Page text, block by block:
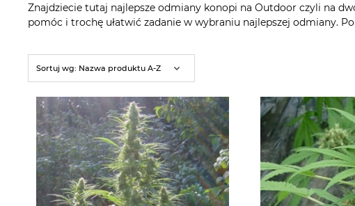
Znajdziecie tutaj najlepsze odmiany konopi na Outdoor czyli na
pomóc i trochę ułatwić zadanie w wybraniu najlepszej odmiany.
Sortuj wg: Nazwa produktu A-Z